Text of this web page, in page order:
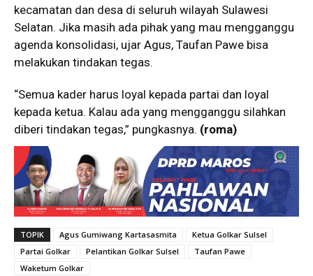
kecamatan dan desa di seluruh wilayah Sulawesi
Selatan. Jika masih ada pihak yang mau mengganggu
agenda konsolidasi, ujar Agus, Taufan Pawe bisa
melakukan tindakan tegas.
“Semua kader harus loyal kepada partai dan loyal
kepada ketua. Kalau ada yang mengganggu silahkan
diberi tindakan tegas,” pungkasnya. (roma)
TOPIK Agus Gumiwang Kartasasmita
Ketua Golkar Sulsel
Partai Golkar
Pelantikan Golkar Sulsel
Taufan Pawe
Waketum Golkar